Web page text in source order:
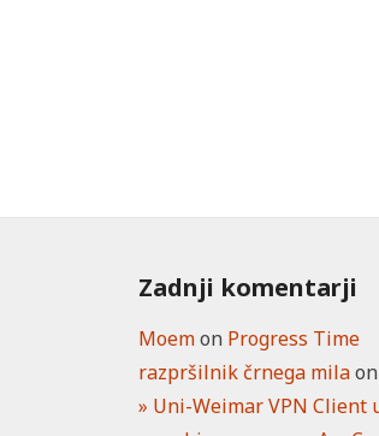
Zadnji komentarji
Moemon Progress Time
razpršilnik črnega milaon
» Uni-Weimar VPN Client